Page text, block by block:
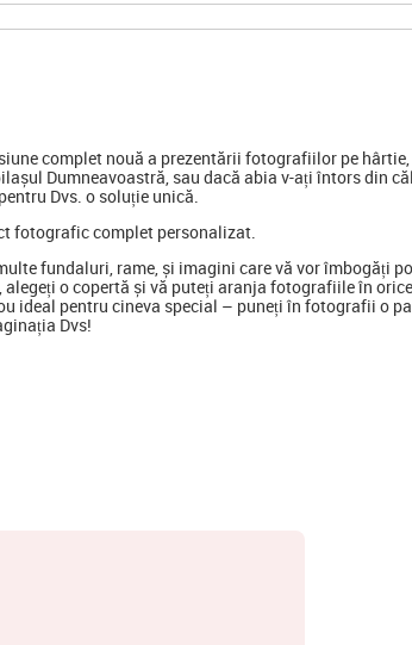
complet nouă a prezentării fotografiilor pe
Dumneavoastră, sau dacă abia v-ați întors din
Dvs. o soluție unică.
fotografic complet personalizat.
fundaluri, rame, și imagini care vă vor îmbogăți
o copertă și vă puteți aranja fotografiile în
ideal pentru cineva special – puneți în fotografii o
Dvs!